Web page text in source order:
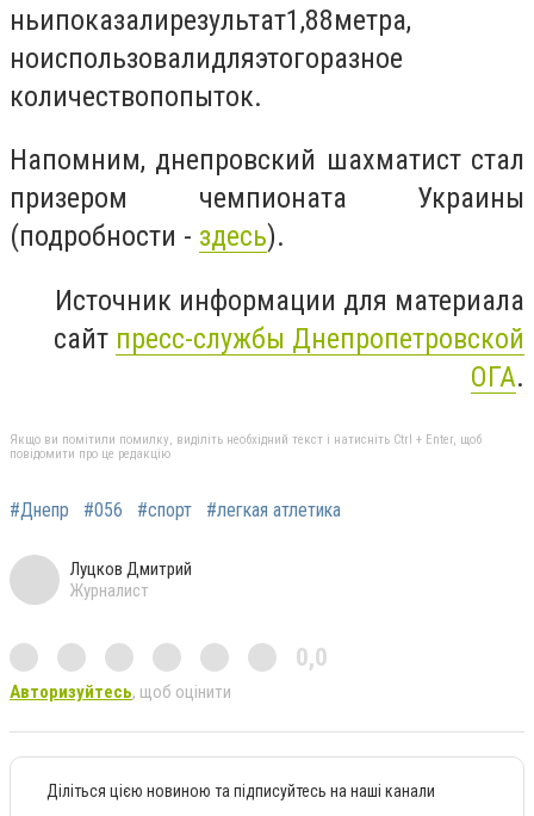
ньипоказалирезультат1,88метра,
ноиспользовалидляэтогоразное
количествопопыток.
Напомним, днепровский шахматист стал
призером чемпионата Украины
(подробности - здесь).
Источник информации для материала
сайт пресс-службы Днепропетровской
ОГА.
Якщо ви помітили помилку, виділіть необхідний текст і натисніть Ctrl + Enter, щоб
повідомити про це редакцію
#Днепр #056 #спорт #легкая атлетика
Луцков Дмитрий
Журналист
0,0
Авторизуйтесь, щоб оцінити
Діліться цією новиною та підписуйтесь на наші канали